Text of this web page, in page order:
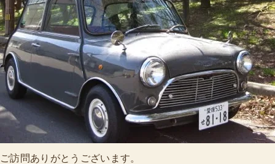
ご訪問ありがとうございます。